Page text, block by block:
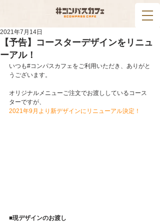
【予告】コースターデザインをリニュ
ーアル！
2021年7月14日
いつも#コンパスカフェをご利用いただき、ありがと
うございます。
オリジナルメニューご注文でお渡ししているコース
ターですが、
2021年9月より新デザインにリニューアル決定！
■現デザインのお渡し